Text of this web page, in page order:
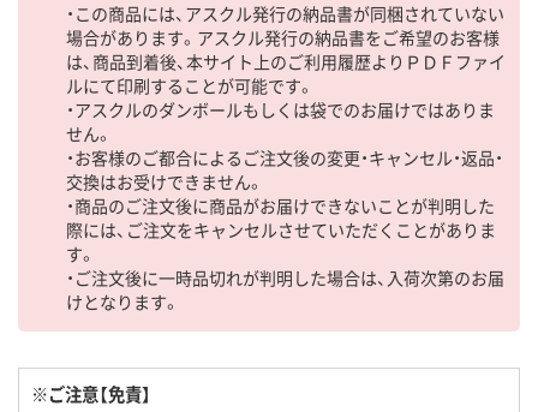
・この商品には、アスクル発行の納品書が同梱されていない
場合があります。アスクル発行の納品書をご希望のお客様
は、商品到着後、本サイト上のご利用履歴よりＰＤＦファイ
ルにて印刷することが可能です。
・アスクルのダンボールもしくは袋でのお届けではありま
せん。
・お客様のご都合によるご注文後の変更・キャンセル・返品・
交換はお受けできません。
・商品のご注文後に商品がお届けできないことが判明した
際には、ご注文をキャンセルさせていただくことがありま
す。
・ご注文後に一時品切れが判明した場合は、入荷次第のお届
けとなります。
※ご注意【免責】